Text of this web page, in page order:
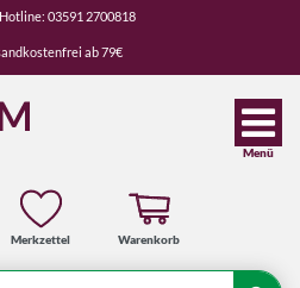
03591 2700818
ab 79€
Merkzettel Warenkorb
Menü